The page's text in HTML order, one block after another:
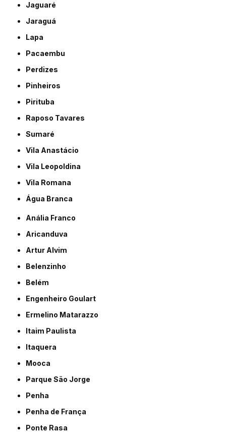
Jaguaré
Jaraguá
Lapa
Pacaembu
Perdizes
Pinheiros
Pirituba
Raposo Tavares
Sumaré
Vila Anastácio
Vila Leopoldina
Vila Romana
Água Branca
Anália Franco
Aricanduva
Artur Alvim
Belenzinho
Belém
Engenheiro Goulart
Ermelino Matarazzo
Itaim Paulista
Itaquera
Mooca
Parque São Jorge
Penha
Penha de França
Ponte Rasa